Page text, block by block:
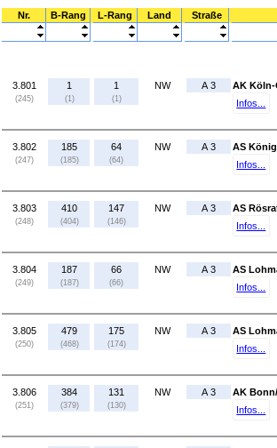
Nr. B-Rang L-Rang Land Straße
3.801
(245)
1
(1)
1
(1)
NW A 3
AK Köln-
Infos...
3.802
(247)
185
(185)
64
(64)
NW A 3
AS
Infos...
3.803
(248)
410
(404)
147
(146)
NW A 3
AS
Infos...
3.804
(249)
187
(187)
66
(66)
NW A 3
AS
Infos...
3.805
(250)
479
(468)
175
(174)
NW A 3
AS
Infos...
3.806
(251)
384
(379)
131
(130)
NW A 3
AK
Infos...